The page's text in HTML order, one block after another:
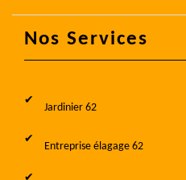
Nos Services
Jardinier 62
Entreprise élagage 62